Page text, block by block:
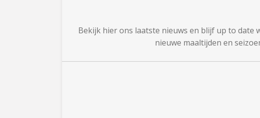
Bekijk hier ons laatste nieuws en blijf up to date
nieuwe maaltijden en